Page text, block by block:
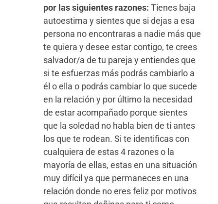
por las siguientes razones: Tienes baja
autoestima y sientes que si dejas a esa
persona no encontraras a nadie más que
te quiera y desee estar contigo, te crees
salvador/a de tu pareja y entiendes que
si te esfuerzas más podrás cambiarlo a
él o ella o podrás cambiar lo que sucede
en la relación y por último la necesidad
de estar acompañado porque sientes
que la soledad no habla bien de ti antes
los que te rodean. Si te identificas con
cualquiera de estas 4 razones o la
mayoría de ellas, estas en una situación
muy difícil ya que permaneces en una
relación donde no eres feliz por motivos